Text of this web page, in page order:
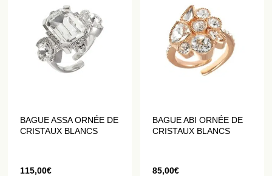
BAGUE ASSA ORNÉE DE
CRISTAUX BLANCS
115,00€
BAGUE ABI ORNÉE DE
CRISTAUX BLANCS
85,00€